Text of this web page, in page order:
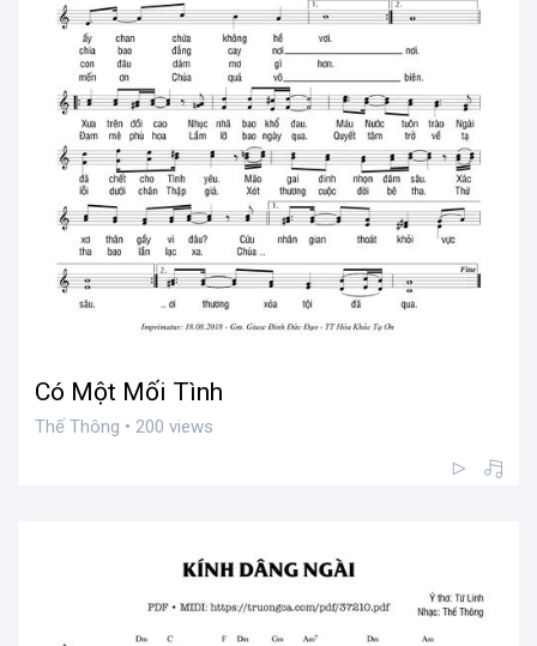
Có Một Mối Tình
Thế Thông • 200 views